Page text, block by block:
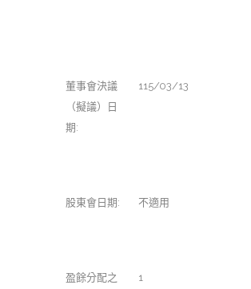
董事會決議
（擬議）日
期:
115/03/13
股東會日期: 不適用
盈餘分配之
1